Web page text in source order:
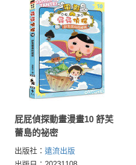
屁屁偵探動畫漫畫10 舒芙
蕾島的祕密
出版社： 遠流出版